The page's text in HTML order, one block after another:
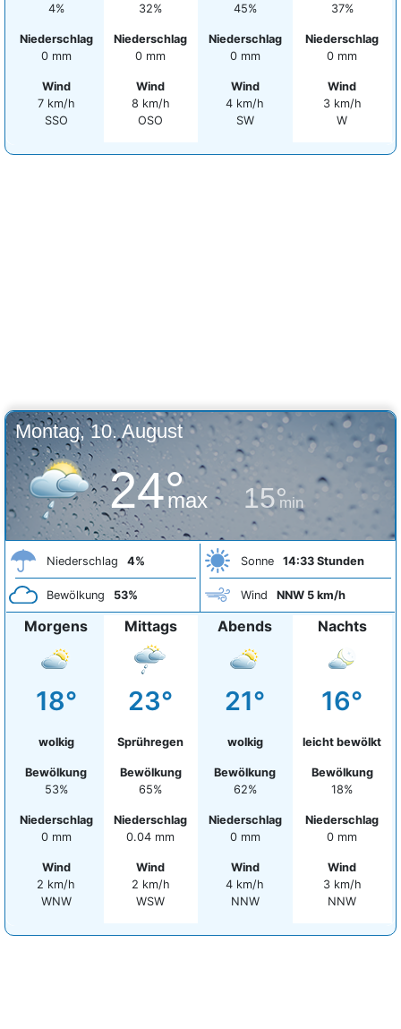
4%
Niederschlag
0 mm
Wind
7 km/h
SSO
32%
Niederschlag
0 mm
Wind
8 km/h
OSO
45%
Niederschlag
0 mm
Wind
4 km/h
SW
37%
Niederschlag
0 mm
Wind
3 km/h
W
Montag, 10. August
24°
max 15°
min
Niederschlag 4%
Bewölkung 53%
Sonne 14:33 Stunden
Wind NNW 5 km/h
Morgens
18°
wolkig
Bewölkung
53%
Niederschlag
0 mm
Wind
2 km/h
WNW
Mittags
23°
Sprühregen
Bewölkung
65%
Niederschlag
0.04 mm
Wind
2 km/h
WSW
Abends
21°
wolkig
Bewölkung
62%
Niederschlag
0 mm
Wind
4 km/h
NNW
Nachts
16°
leicht bewölkt
Bewölkung
18%
Niederschlag
0 mm
Wind
3 km/h
NNW